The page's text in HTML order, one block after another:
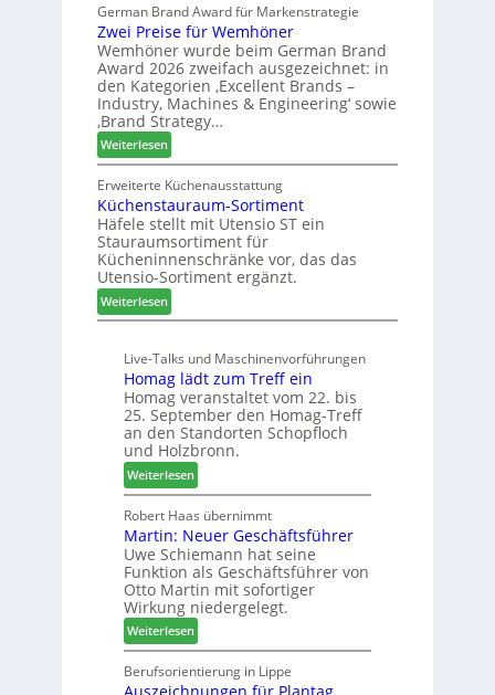
t
Z
u
k
u
n
f
t
s
t
F
ü
h
r
u
n
g
a
n
v
e
d
i
u
n
d
H
u
b
t
e
x
s
t
e
n
a
u
s
German Brand Award für Markenstrategie
Zwei Preise für Wemhöner
Wemhöner wurde beim German Brand
Award 2026 zweifach ausgezeichnet: in
den Kategorien ‚Excellent Brands –
Industry, Machines & Engineering‘ sowie
‚Brand Strategy…
Weiterlesen:
Z
w
e
i
P
r
e
i
s
f
ü
r
W
e
m
h
ö
n
e
r
Erweiterte Küchenausstattung
Küchenstauraum-Sortiment
Häfele stellt mit Utensio ST ein
Stauraumsortiment für
Kücheninnenschränke vor, das das
Utensio-Sortiment ergänzt.
Weiterlesen:
K
c
h
e
n
s
t
a
u
r
a
u
m
-
S
o
r
t
Live-Talks und Maschinenvorführungen
Homag lädt zum Treff ein
Homag veranstaltet vom 22. bis
25. September den Homag-Treff
an den Standorten Schopfloch
und Holzbronn.
Weiterlesen:
H
o
m
a
g
l
ä
d
t
z
Robert Haas übernimmt
Martin: Neuer Geschäftsführer
Uwe Schiemann hat seine
Funktion als Geschäftsführer von
Otto Martin mit sofortiger
Wirkung niedergelegt.
Weiterlesen:
M
a
r
Berufsorientierung in Lippe